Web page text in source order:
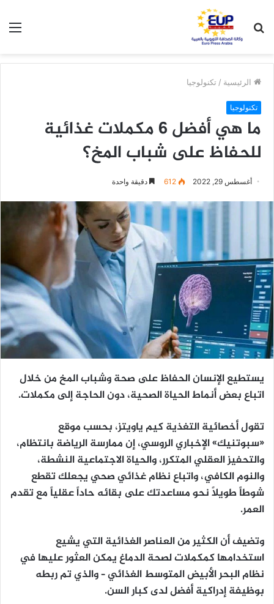
عن
الرئيسية / تكنولوجيا
تكنولوجيا
ما هي أفضل 6 مكملات غذائية
للحفاظ على شباب المخ؟
أغسطس 29, 2022 612 دقيقة واحدة
يستطيع الإنسان الحفاظ على صحة وشباب المخ من خلال
اتباع بعض أنماط الحياة الصحية، دون الحاجة إلى مكملات.
تقول أخصائية التغذية كيم ياويتز، بحسب موقع
«سبوتنيك» الإخباري الروسي، إن ممارسة الرياضة بانتظام،
والتحفيز العقلي المتكرر، والحياة الاجتماعية النشطة،
والنوم الكافي، واتباع نظام غذائي صحي يجعلك تقطع
شوطاً طويلاً نحو مساعدتك على بقائه حاداً عقلياً مع تقدم
العمر.
وتضيف أن الكثير من العناصر الغذائية التي يشيع
استخدامها كمكملات لصحة الدماغ يمكن العثور عليها في
نظام البحر الأبيض المتوسط الغذائي – والذي تم ربطه
بوظيفة إدراكية أفضل لدى كبار السن.